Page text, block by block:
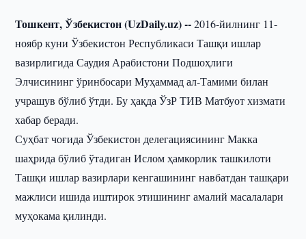
Тошкент, Ўзбекистон (UzDaily.uz) --2016-йилнинг 11-
ноябр куни Ўзбекистон Республикаси Ташқи ишлар
вазирлигида Саудия Арабистони Подшоҳлиги
Элчисининг ўринбосари Муҳаммад ал-Тамими билан
учрашув бўлиб ўтди. Бу ҳақда ЎзР ТИВ Матбуот хизмати
хабар беради.
Суҳбат чоғида Ўзбекистон делегациясининг Макка
шаҳрида бўлиб ўтадиган Ислом ҳамкорлик ташкилоти
Ташқи ишлар вазирлари кенгашининг навбатдан ташқари
мажлиси ишида иштирок этишининг амалий масалалари
муҳокама қилинди.